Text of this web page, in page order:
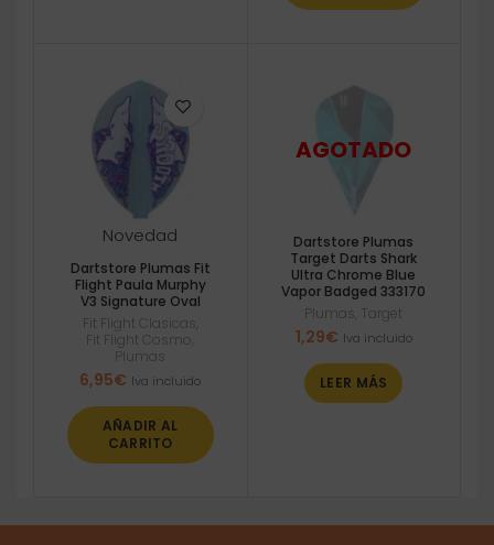
Novedad
Dartstore Plumas Fit
Flight Paula Murphy
V3 Signature Oval
Fit Flight Clasicas
Fit Flight Cosmo
Plumas
6,95€ Iva incluido
AÑADIR AL
CARRITO
Dartstore Plumas
Target Darts Shark
Ultra Chrome Blue
Vapor Badged 333170
Plumas Target
1,29€ Iva incluido
LEER MÁS